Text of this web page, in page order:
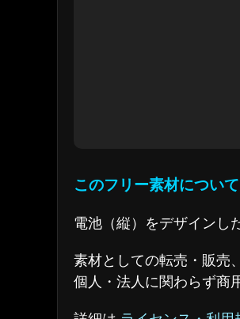
このフリー素材について
電池（縦）をデザインし
素材としての転売・販売
個人・法人に関わらず商